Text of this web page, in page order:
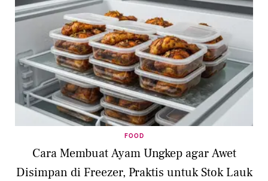
FOOD
Cara Membuat Ayam Ungkep agar Awet
Disimpan di Freezer, Praktis untuk Stok Lauk